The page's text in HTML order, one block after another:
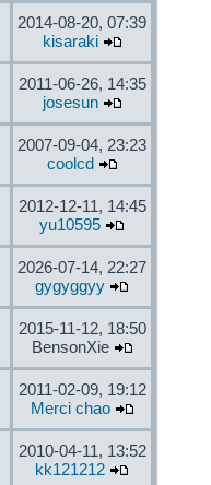
2014-08-20, 07:39
kisaraki
2011-06-26, 14:35
josesun
2007-09-04, 23:23
coolcd
2012-12-11, 14:45
yu10595
2026-07-14, 22:27
gygyggyy
2015-11-12, 18:50
BensonXie
2011-02-09, 19:12
Merci chao
2010-04-11, 13:52
kk121212